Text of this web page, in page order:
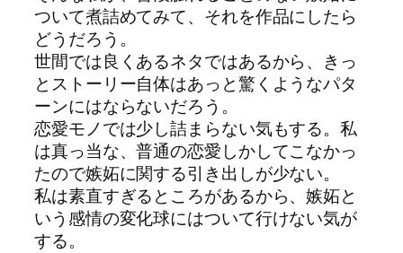
ついて煮詰めてみて、それを作品にしたら
どうだろう。
世間では良くあるネタではあるから、きっ
とストーリー自体はあっと驚くようなパタ
ーンにはならないだろう。
恋愛モノでは少し詰まらない気もする。私
は真っ当な、普通の恋愛しかしてこなかっ
たので嫉妬に関する引き出しが少ない。
私は素直すぎるところがあるから、嫉妬と
いう感情の変化球にはついて行けない気が
する。